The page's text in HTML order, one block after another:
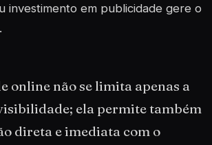
investimento em publicidade gere o
online não se limita apenas a
ela permite também
direta e imediata com o